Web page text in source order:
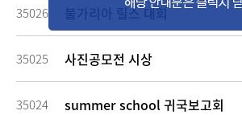
35026 불가리아 릴스 대회
35025 사진공모전 시상
35024 summer school 귀국보고회